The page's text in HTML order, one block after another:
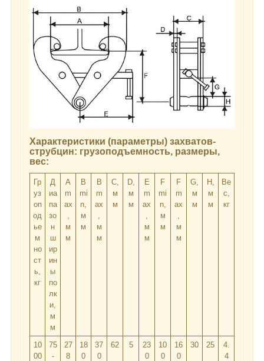
Характеристики (параметры) захватов-
струбцин: грузоподъемность, размеры,
вес:
Гр
уз
оп
од
ье
м
но
ст
ь,
кг
Д
иа
па
зо
н
ш
ир
ин
ы
по
лк
и,
м
м
A
m
ax
м
м
B
mi
n,
м
м
B
m
ax
м
м
C,
м
м
D,
м
м
E
m
ax
м
м
F
mi
n,
м
м
F
m
ax
м
м
G,
м
м
H,
м
м
Ве
с,
кг
10
00
75
-
27
8
18
0
37
0
62 5
23
0
10
0
16
0
30 25
4.
4